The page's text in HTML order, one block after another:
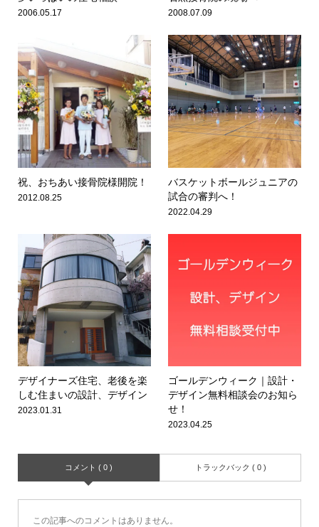
2006.05.17 2008.07.09
祝、おちあい接骨院様開院！
2012.08.25
バスケットボールジュニアの
試合の審判へ！
2022.04.29
デザイナーズ住宅、老後を楽
しむ住まいの設計、デザイン
2023.01.31
ゴールデンウィーク｜設計・
デザイン無料相談会のお知ら
せ！
2023.04.25
コメント ( 0 ) トラックバック ( 0 )
この記事へのコメントはありません。